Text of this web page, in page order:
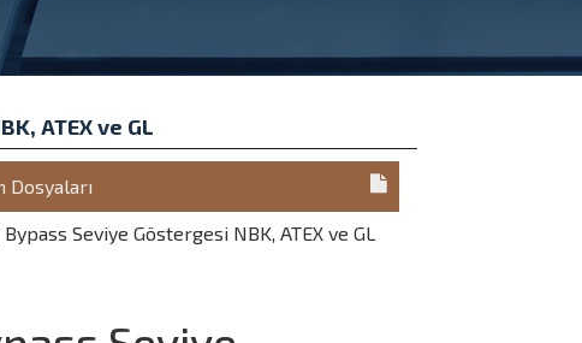
ATEX ve GL
Dosyaları
Bypass Seviye Göstergesi NBK, ATEX ve GL